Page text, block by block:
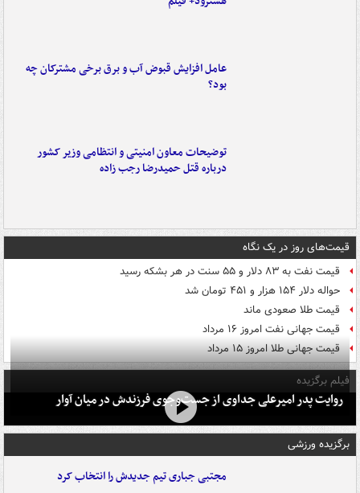
عامل افزایش قبوض آب و برق برخی مشترکان چه
بود؟
توضیحات معاون امنیتی و انتظامی وزیر کشور
درباره قتل حمیدرضا رجب زاده
قیمت‌های روز در یک نگاه
قیمت نفت به ۸۳ دلار و ۵۵ سنت در هر بشکه رسید
حواله دلار ۱۵۴ هزار و ۴۵۱ تومان شد
قیمت طلا صعودی ماند
قیمت جهانی نفت امروز ۱۶ مرداد
قیمت جهانی طلا امروز ۱۵ مرداد
فیلم برگزیده
روایت پدر امیرعلی جداوی از جست‌وجوی فرزندش در میان آوار
برگزیده ورزشی
مجتبی جباری تیم جدیدش را انتخاب کرد